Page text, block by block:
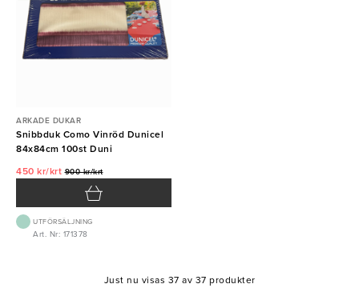
ARKADE DUKAR
Snibbduk Como Vinröd Dunicel
84x84cm 100st Duni
450 kr/krt900 kr/krt
UTFÖRSÄLJNING
Art. Nr: 171378
Just nu visas 37 av 37 produkter